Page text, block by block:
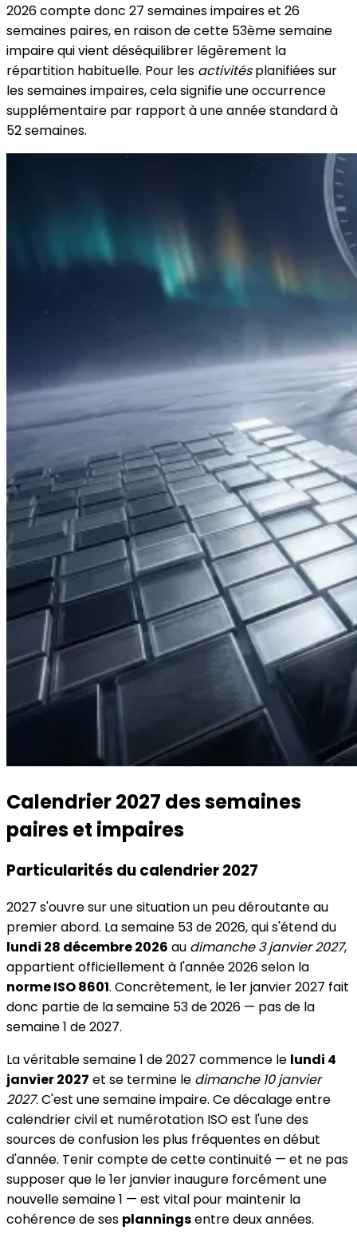
2026 compte donc 27 semaines impaires et 26
semaines paires, en raison de cette 53ème semaine
impaire qui vient déséquilibrer légèrement la
répartition habituelle. Pour les activitésplanifiées sur
les semaines impaires, cela signifie une occurrence
supplémentaire par rapport à une année standard à
52 semaines.
Calendrier 2027 des semaines
paires et impaires
Particularités du calendrier 2027
2027 s'ouvre sur une situation un peu déroutante au
premier abord. La semaine 53 de 2026, qui s'étend du
lundi 28 décembre 2026 au dimanche 3 janvier 2027,
appartient officiellement à l'année 2026 selon la
norme ISO 8601. Concrètement, le 1er janvier 2027 fait
donc partie de la semaine 53 de 2026 — pas de la
semaine 1 de 2027.
La véritable semaine 1 de 2027 commence le lundi 4
janvier 2027 et se termine le dimanche 10 janvier
2027. C'est une semaine impaire. Ce décalage entre
calendrier civil et numérotation ISO est l'une des
sources de confusion les plus fréquentes en début
d'année. Tenir compte de cette continuité — et ne pas
supposer que le 1er janvier inaugure forcément une
nouvelle semaine 1 — est vital pour maintenir la
cohérence de ses planningsentre deux années.